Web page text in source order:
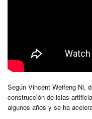
Según Vincent Weifeng Ni,
construcción de islas
algunos años y se ha